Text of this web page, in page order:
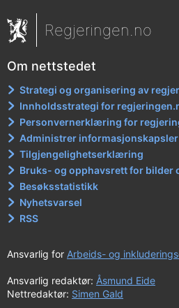
Regjeringen.no
Om nettstedet
Strategi og organisering av
Innholdsstrategi for
Personvernerklæring for
Administrer informasjonskapsler
Tilgjengelighetserklæring
Bruks- og opphavsrett for bilder
Besøksstatistikk
Nyhetsvarsel
RSS
Ansvarlig for Arbeids- og
Ansvarlig redaktør: Åsmund Eide
Nettredaktør: Simen Gald